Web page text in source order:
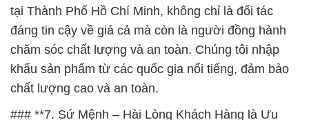
tại Thành Phố Hồ Chí Minh, không chỉ là đối tác
đáng tin cậy về giá cả mà còn là người đồng hành
chăm sóc chất lượng và an toàn. Chúng tôi nhập
khẩu sản phẩm từ các quốc gia nổi tiếng, đảm bảo
chất lượng cao và an toàn.
### **7. Sứ Mệnh – Hài Lòng Khách Hàng là Ưu